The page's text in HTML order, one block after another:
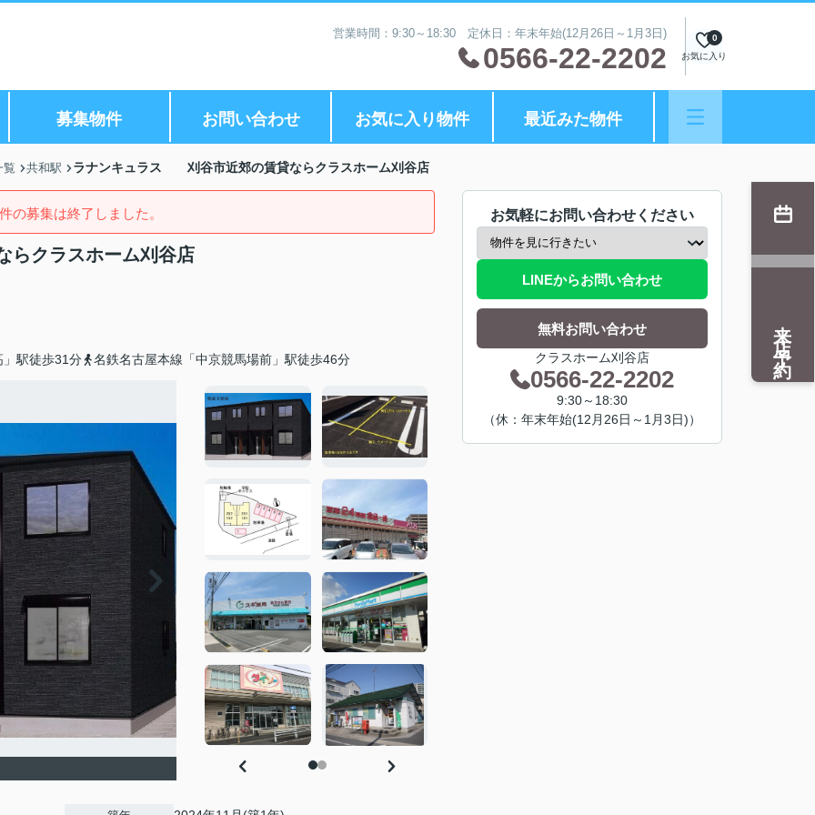
営業時間：9:30～18:30 定休日：年末年始(12月26日～1月3日)
0566-22-2202 お気に入り
0
募集物件 お問い合わせ お気に入り物件 最近みた物件
覧 共和駅 ラナンキュラス 刈谷市近郊の賃貸ならクラスホーム刈谷店
の募集は終了しました。
クラスホーム刈谷店
駅徒歩31分 名鉄名古屋本線「中京競馬場前」駅徒歩46分
お気軽にお問い合わせください
LINEからお問い合わせ
無料お問い合わせ
クラスホーム刈谷店
0566-22-2202
9:30～18:30
（休：年末年始(12月26日～1月3日)）
来店予約